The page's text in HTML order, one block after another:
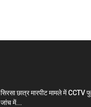
सिरसा छात्र मारपीट मामले में CCTV
जांच में...